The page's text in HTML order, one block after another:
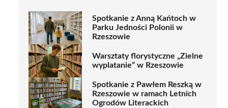
Spotkanie z Anną Kańtoch w
Parku Jedności Polonii w
Rzeszowie
Warsztaty florystyczne „Zielne
wyplatanie” w Rzeszowie
Spotkanie z Pawłem Reszką w
Rzeszowie w ramach Letnich
Ogrodów Literackich